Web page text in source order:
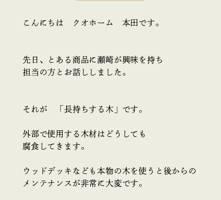
こんにちは クオホーム 本田です。
先日、とある商品に瀬崎が興味を持ち
担当の方とお話ししました。
それが 「長持ちする木」です。
外部で使用する木材はどうしても
腐食してきます。
ウッドデッキなども本物の木を使うと後からの
メンテナンスが非常に大変です。